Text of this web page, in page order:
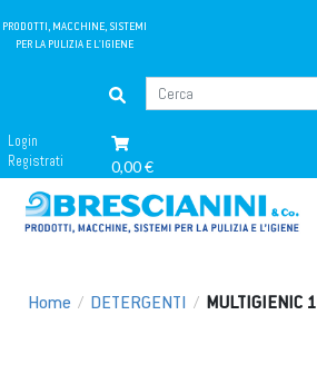
PRODOTTI, MACCHINE, SISTEMI
PER LA PULIZIA E L'IGIENE
Login
Registrati
0,00 €
Home / DETERGENTI / MULTIGIENIC 1